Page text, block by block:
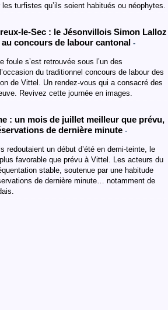
turfistes qu’ils soient habitués ou néophytes.
le-Sec : le Jésonvillois Simon Lalloz
concours de labour cantonal -
foule s’est retrouvée sous l’un des
du traditionnel concours de labour des
de Vittel. Un rendez-vous qui a consacré des
Revivez cette journée en images.
: un mois de juillet meilleur que prévu,
de dernière minute -
redoutaient un début d’été en demi-teinte, le
favorable que prévu à Vittel. Les acteurs du
stable, soutenue par une habitude
de dernière minute… notamment de